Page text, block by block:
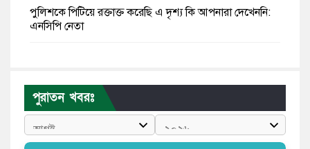
পুলিশকে পিটিয়ে রক্তাক্ত করেছি এ দৃশ্য কি আপনারা দেখেননি:
এনসিপি নেতা
বাংলাদেশী কর্মীদের আকামা নিয়ে বড় সুখবর দিলো সৌদি
সরকার
ভারতের পূর্ব সীমান্তে এখন ‘আরেকটি পাকিস্তান’ গড়ে উঠেছে:
পুরাতন খবরঃ